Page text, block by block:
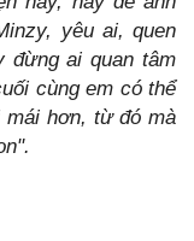
yêu ai, quen
đừng ai quan tâm
cùng em có thể
mái hơn, từ đó mà